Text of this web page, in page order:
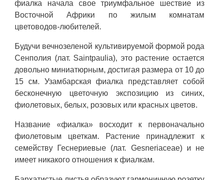
фиалка начала свое триумфальное шествие из
Восточной Африки по жилым комнатам
цветоводов-любителей.
Будучи вечнозеленой культивируемой формой рода
Сенполия (лат. Saintpaulia), это растение остается
довольно миниатюрным, достигая размера от 10 до
15 см. Узамбарская фиалка представляет собой
бесконечную цветочную экспозицию из синих,
фиолетовых, белых, розовых или красных цветов.
Название «фиалка» восходит к первоначально
фиолетовым цветкам. Растение принадлежит к
семейству Геснериевые (лат. Gesneriaceae) и не
имеет никакого отношения к фиалкам.